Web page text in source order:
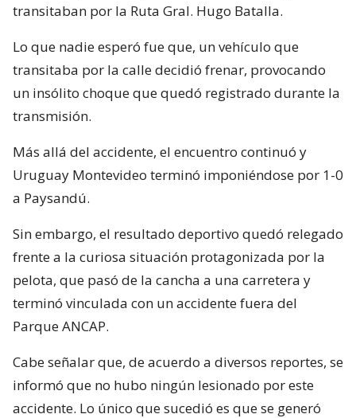
transitaban por la Ruta Gral. Hugo Batalla.
Lo que nadie esperó fue que, un vehículo que
transitaba por la calle decidió frenar, provocando
un insólito choque que quedó registrado durante la
transmisión.
Más allá del accidente, el encuentro continuó y
Uruguay Montevideo terminó imponiéndose por 1-0
a Paysandú.
Sin embargo, el resultado deportivo quedó relegado
frente a la curiosa situación protagonizada por la
pelota, que pasó de la cancha a una carretera y
terminó vinculada con un accidente fuera del
Parque ANCAP.
Cabe señalar que, de acuerdo a diversos reportes, se
informó que no hubo ningún lesionado por este
accidente. Lo único que sucedió es que se generó